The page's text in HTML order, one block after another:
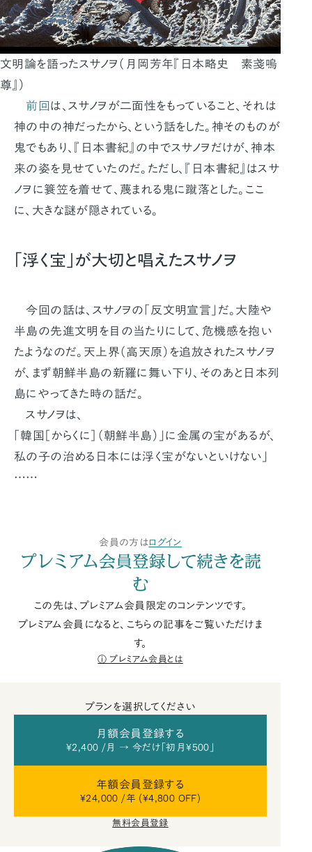
文明論を語ったスサノヲ（月岡芳年『日本略史 素戔嗚
尊』）
前回 は、スサノヲが二面性をもっていること、それは
神の中の神だったから、という話をした。神そのものが
鬼でもあり、『日本書紀』の中でスサノヲだけが、神本
来の姿を見せていたのだ。ただし、『日本書紀』はスサ
ノヲに簑笠を着せて、蔑まれる鬼に蹴落とした。ここ
に、大きな謎が隠されている。
「浮く宝」が大切と唱えたスサノヲ
今回の話は、スサノヲの「反文明宣言」だ。大陸や
半島の先進文明を目の当たりにして、危機感を抱い
たようなのだ。天上界（高天原）を追放されたスサノヲ
が、まず朝鮮半島の新羅に舞い下り、そのあと日本列
島にやってきた時の話だ。
スサノヲは、
「韓国［からくに］（朝鮮半島）」に金属の宝があるが、
私の子の治める日本には浮く宝がないといけない」
……
会員の方はログイン
プレミアム会員登録して続きを読
む
この先は、プレミアム会員限定のコンテンツです。
プレミアム会員になると、こちらの記事をご覧いただけま
す。
プレミアム会員とは
プランを選択してください
月額会員登録する
¥2,400 /月 → 今だけ「初月¥500」
年額会員登録する
¥24,000 /年 (¥4,800 OFF)
無料会員登録